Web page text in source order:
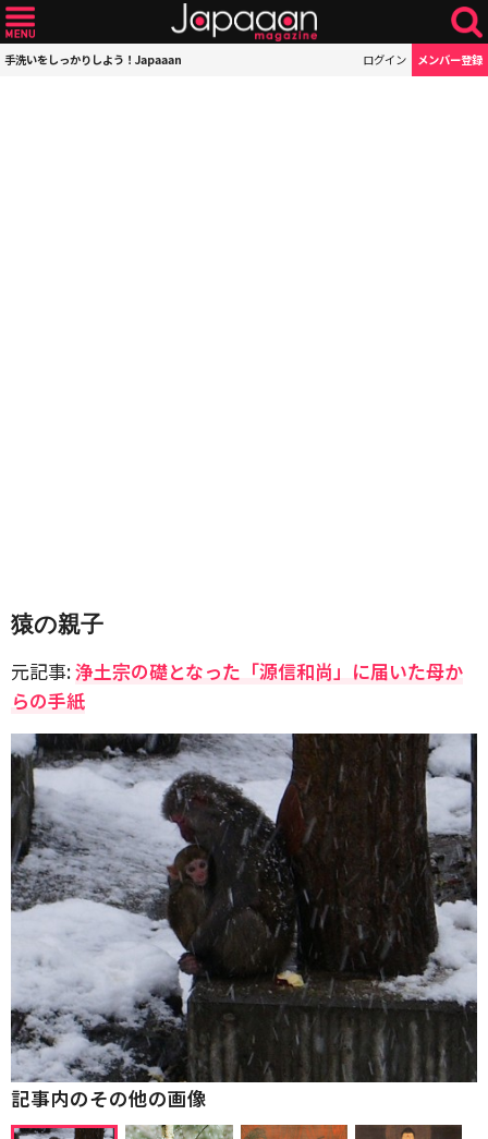
手洗いをしっかりしよう！Japaaan ログイン メンバー登録
猿の親子
元記事:浄土宗の礎となった「源信和尚」に届いた母か
らの手紙
記事内のその他の画像